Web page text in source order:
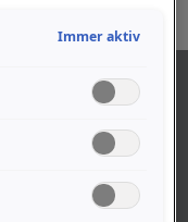
Immer aktiv